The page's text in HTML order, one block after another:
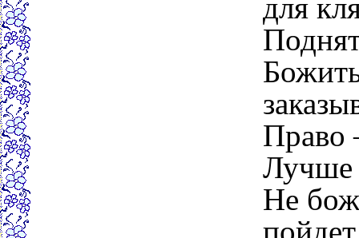
для
Право
Лучше
Не